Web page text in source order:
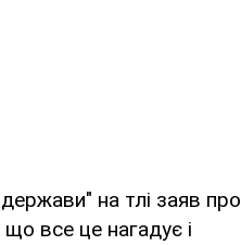
на тлі заяв про
що все це нагадує і